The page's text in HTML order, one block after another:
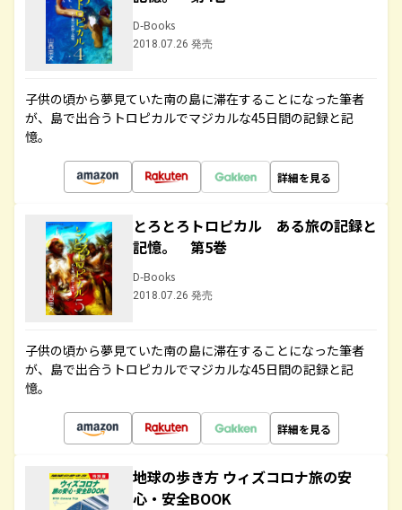
D-Books
2018.07.26 発売
子供の頃から夢見ていた南の島に滞在することになった筆者
が、島で出合うトロピカルでマジカルな45日間の記録と記
憶。
詳細を見る
とろとろトロピカル ある旅の記録と
記憶。 第5巻
D-Books
2018.07.26 発売
子供の頃から夢見ていた南の島に滞在することになった筆者
が、島で出合うトロピカルでマジカルな45日間の記録と記
憶。
詳細を見る
地球の歩き方 ウィズコロナ旅の安
心・安全BOOK